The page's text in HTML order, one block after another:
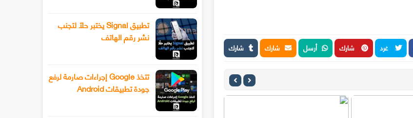
غرد شارك أرسل شارك شارك
تطبيق Signal يختبر حلًا لتجنب
نشر رقم الهاتف
تتخذ Google إجراءات صارمة لرفع
جودة تطبيقات Android